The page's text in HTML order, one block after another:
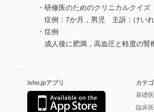
・研修医のためのクリニカルクイズ
症例：7か月，男児 主訴：けい
・症例
成人後に肥満，高血圧と軽度の
isho.jpアプリ
カテ
基礎
臨床